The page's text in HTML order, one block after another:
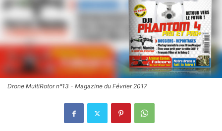
Drone MultiRotor n°13 - Magazine du Février 2017